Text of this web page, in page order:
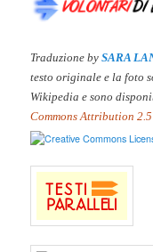
Traduzione bySARA
testo originale e lafoto
Wikipedia e sono
Commons Attribution 2.5